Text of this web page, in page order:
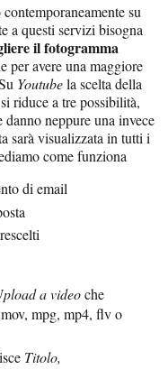
su
a questi servizi bisogna
il fotogramma
per avere una maggiore
Youtubela scelta della
riduce a tre possibilità,
neppure una invece
sarà visualizzata in tutti i
come funziona
di email
a videoche
mpg, mp4, flv o
Titolo,